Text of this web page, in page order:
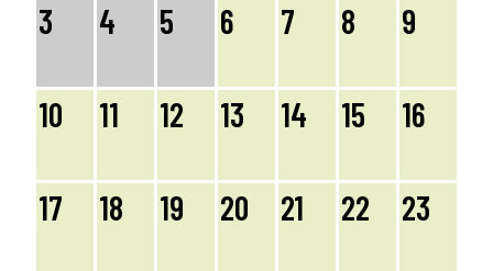
3 4 5 6 7 8 9
10 11 12 13 14 15 16
17 18 19 20 21 22 23